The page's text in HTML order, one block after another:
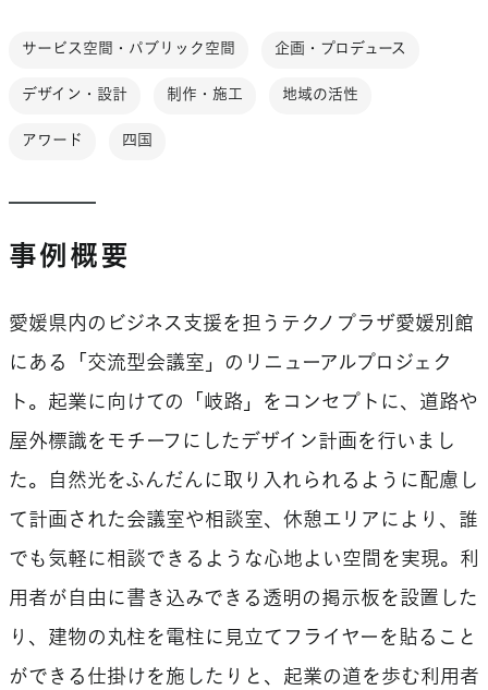
サービス空間・パブリック空間 企画・プロデュース
デザイン・設計 制作・施工 地域の活性
アワード 四国
事例概要
愛媛県内のビジネス支援を担うテクノプラザ愛媛別館
にある「交流型会議室」のリニューアルプロジェク
ト。起業に向けての「岐路」をコンセプトに、道路や
屋外標識をモチーフにしたデザイン計画を行いまし
た。自然光をふんだんに取り入れられるように配慮し
て計画された会議室や相談室、休憩エリアにより、誰
でも気軽に相談できるような心地よい空間を実現。利
用者が自由に書き込みできる透明の掲示板を設置した
り、建物の丸柱を電柱に見立てフライヤーを貼ること
ができる仕掛けを施したりと、起業の道を歩む利用者